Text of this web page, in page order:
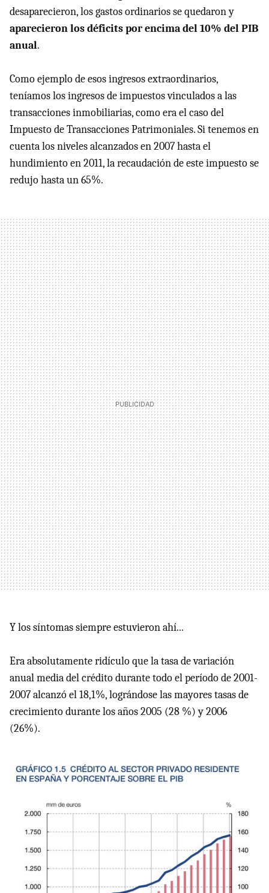
desaparecieron, los gastos ordinarios se quedaron y
aparecieron los déficits por encima del 10% del PIB
anual.
Como ejemplo de esos ingresos extraordinarios,
teníamos los ingresos de impuestos vinculados a las
transacciones inmobiliarias, como era el caso del
Impuesto de Transacciones Patrimoniales. Si tenemos en
cuenta los niveles alcanzados en 2007 hasta el
hundimiento en 2011, la recaudación de este impuesto se
redujo hasta un 65%.
Y los síntomas siempre estuvieron ahí...
Era absolutamente ridículo que la tasa de variación
anual media del crédito durante todo el período de 2001-
2007 alcanzó el 18,1%, lográndose las mayores tasas de
crecimiento durante los años 2005 (28 %) y 2006
(26%).